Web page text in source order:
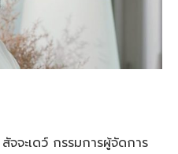
จะเดว์ กรรมการผู้จัดการ